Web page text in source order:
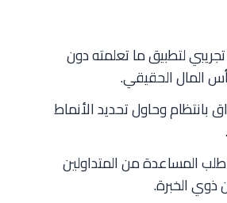
لتطبيق ما تعلمته دون
المال الحقيقي.
بانتظام وحاول تحديد الأنماط
المساعدة من المتداولين
ذوي الخبرة.